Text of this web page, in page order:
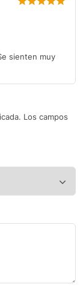
sienten muy
Los campos